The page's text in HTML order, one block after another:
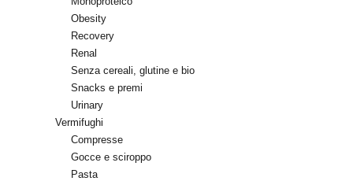
Obesity
Recovery
Renal
Senza cereali, glutine e bio
Snacks e premi
Urinary
Vermifughi
Compresse
Gocce e sciroppo
Pasta